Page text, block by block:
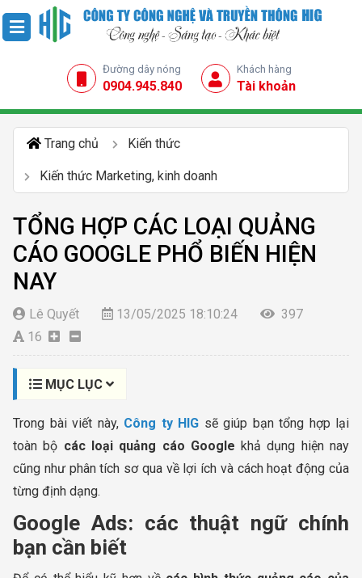
Đường dây nóng
0904.945.840
Khách hàng
Tài khoản
Trang chủ Kiến thức
Kiến thức Marketing, kinh doanh
TỔNG HỢP CÁC LOẠI QUẢNG
CÁO GOOGLE PHỔ BIẾN HIỆN
NAY
Lê Quyết 13/05/2025 18:10:24
397
16
MỤC LỤC
Trong bài viết này, Công ty HIG sẽ giúp bạn tổng hợp lại
toàn bộ các loại quảng cáo Google khả dụng hiện nay
cũng như phân tích sơ qua về lợi ích và cách hoạt động của
từng định dạng.
Google Ads: các thuật ngữ chính
bạn cần biết